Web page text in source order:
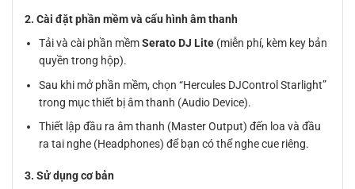
2. Cài đặt phần mềm và cấu hình âm thanh
Tải và cài phần mềmSerato DJ Lite (miễn phí, kèm key bản
quyền trong hộp).
Sau khi mở phần mềm, chọn “Hercules DJControl Starlight”
trong mục thiết bị âm thanh (Audio Device).
Thiết lập đầu ra âm thanh (Master Output) đến loa và đầu
ra tai nghe (Headphones) để bạn có thể nghe cue riêng.
3. Sử dụng cơ bản